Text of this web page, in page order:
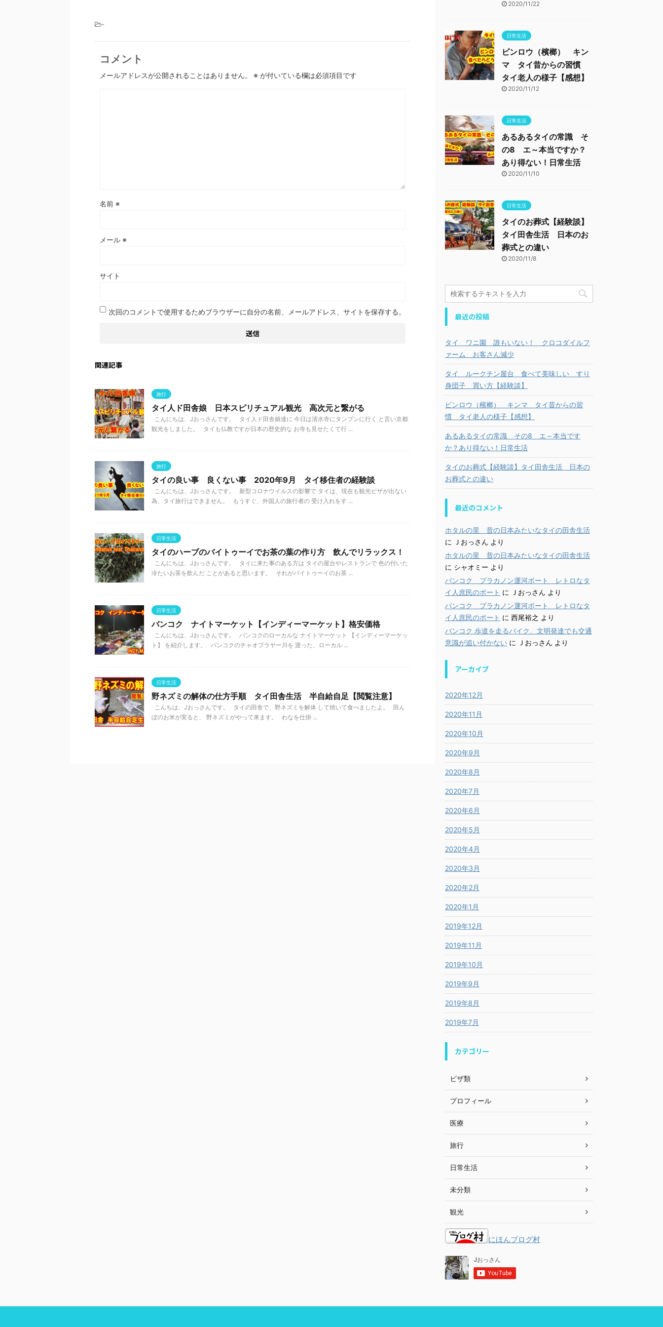
-
コメント
メールアドレスが公開されることはありません。 ※ が付いている欄は必須項目です
名前 ※
メール ※
サイト
次回のコメントで使用するためブラウザーに自分の名前、メールアドレス、サイトを保存する。
関連記事
旅行
タイ人ド田舎娘 日本スピリチュアル観光 高次元と繋がる
こんにちは、Jおっさんです。 タイ人ド田舎娘達に 今日は清水寺にタンブンに行く と言い京都
観光をしました。 タイも仏教ですが日本の歴史的な お寺も見せたくて行 ...
旅行
タイの良い事 良くない事 2020年9月 タイ移住者の経験談
こんにちは、Jおっさんです。 新型コロナウイルスの影響で タイは、現在も観光ビザが出ない
為、タイ旅行はできません。 もうすぐ、外国人の旅行者の 受け入れをす ...
日常生活
タイのハーブのバイトゥーイでお茶の葉の作り方 飲んでリラックス！
こんにちは、Jおっさんです。 タイに来た事のある方は タイの屋台やレストランで 色の付いた
冷たいお茶を飲んだ ことがあると思います。 それがバイトゥーイのお茶 ...
日常生活
バンコク ナイトマーケット【インディーマーケット】格安価格
こんにちは、Jおっさんです。 バンコクのローカルな ナイトマーケット 【インディーマーケッ
ト】 を紹介します。 バンコクのチャオプラヤー川を 渡った、ローカル ...
日常生活
野ネズミの解体の仕方手順 タイ田舎生活 半自給自足【閲覧注意】
こんちは、Jおっさんです。 タイの田舎で、野ネズミを解体 して焼いて食べましたよ。 田ん
ぼのお米が実ると、 野ネズミがやって来ます。 わなを仕掛 ...
2020/11/22
日常生活
ビンロウ（檳榔） キン
マ タイ昔からの習慣
タイ老人の様子【感想】
2020/11/12
日常生活
あるあるタイの常識 そ
の8 エ～本当ですか？
あり得ない！日常生活
2020/11/10
日常生活
タイのお葬式【経験談】
タイ田舎生活 日本のお
葬式との違い
2020/11/8
最近の投稿
タイ ワニ園 誰もいない！ クロコダイルフ
ァーム お客さん減少
タイ ルークチン屋台 食べて美味しい すり
身団子 買い方【経験談】
ビンロウ（檳榔） キンマ タイ昔からの習
慣 タイ老人の様子【感想】
あるあるタイの常識 その8 エ～本当です
か？あり得ない！日常生活
タイのお葬式【経験談】タイ田舎生活 日本の
お葬式との違い
最近のコメント
ホタルの里 昔の日本みたいなタイの田舎生活
に
Ｊおっさん より
ホタルの里 昔の日本みたいなタイの田舎生活
に シャオミー より
バンコク プラカノン運河ボート レトロなタ
イ人庶民のボート に Ｊおっさん より
バンコク プラカノン運河ボート レトロなタ
イ人庶民のボート に 西尾裕之 より
バンコク 歩道を走るバイク、文明発達でも交通
意識が追い付かない に Ｊおっさん より
アーカイブ
2020年12月
2020年11月
2020年10月
2020年9月
2020年8月
2020年7月
2020年6月
2020年5月
2020年4月
2020年3月
2020年2月
2020年1月
2019年12月
2019年11月
2019年10月
2019年9月
2019年8月
2019年7月
カテゴリー
ビザ類
プロフィール
医療
旅行
日常生活
未分類
観光
にほんブログ村